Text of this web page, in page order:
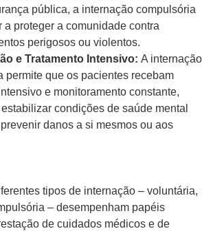
pública, a internação compulsória
a proteger a comunidade contra
perigosos ou violentos.
e Tratamento Intensivo: A internação
permite que os pacientes recebam
e monitoramento constante,
condições de saúde mental
danos a si mesmos ou aos
tipos de internação – voluntária,
– desempenham papéis
de cuidados médicos e de